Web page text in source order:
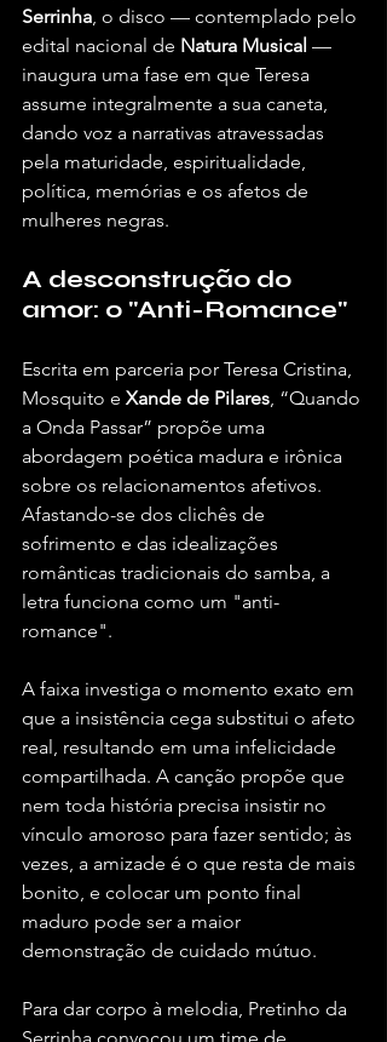
Serrinha, o disco — contemplado pelo
edital nacional de Natura Musical —
inaugura uma fase em que Teresa
assume integralmente a sua caneta,
dando voz a narrativas atravessadas
pela maturidade, espiritualidade,
política, memórias e os afetos de
mulheres negras.
A desconstrução do
amor: o "Anti-Romance"
Escrita em parceria por Teresa Cristina,
Mosquito e Xande de Pilares, “Quando
a Onda Passar” propõe uma
abordagem poética madura e irônica
sobre os relacionamentos afetivos.
Afastando-se dos clichês de
sofrimento e das idealizações
românticas tradicionais do samba, a
letra funciona como um "anti-
romance".
A faixa investiga o momento exato em
que a insistência cega substitui o afeto
real, resultando em uma infelicidade
compartilhada. A canção propõe que
nem toda história precisa insistir no
vínculo amoroso para fazer sentido; às
vezes, a amizade é o que resta de mais
bonito, e colocar um ponto final
maduro pode ser a maior
demonstração de cuidado mútuo.
Para dar corpo à melodia, Pretinho da